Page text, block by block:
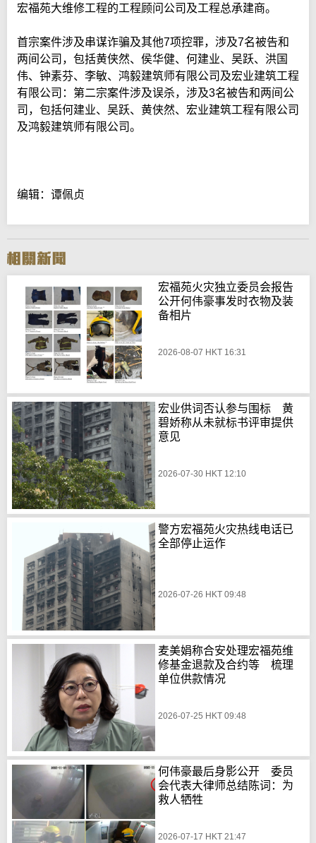
宏福苑大维修工程的工程顾问公司及工程总承建商。
首宗案件涉及串谋诈骗及其他7项控罪，涉及7名被告和
两间公司，包括黄侠然、侯华健、何建业、吴跃、洪国
伟、钟素芬、李敏、鸿毅建筑师有限公司及宏业建筑工程
有限公司：第二宗案件涉及误杀，涉及3名被告和两间公
司，包括何建业、吴跃、黄侠然、宏业建筑工程有限公司
及鸿毅建筑师有限公司。
编辑：谭佩贞
宏福苑火灾独立委员会报告
公开何伟豪事发时衣物及装
备相片
2026-08-07 HKT 16:31
宏业供词否认参与围标 黄
碧娇称从未就标书评审提供
意见
2026-07-30 HKT 12:10
警方宏福苑火灾热线电话已
全部停止运作
2026-07-26 HKT 09:48
麦美娟称合安处理宏福苑维
修基金退款及合约等 梳理
单位供款情况
2026-07-25 HKT 09:48
何伟豪最后身影公开 委员
会代表大律师总结陈词：为
救人牺牲
2026-07-17 HKT 21:47